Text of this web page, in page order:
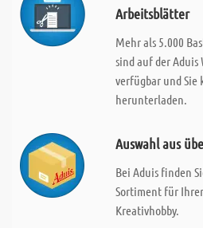
Arbeitsblätter
Mehr als 5.000
sind auf der Aduis
verfügbar und Sie
herunterladen.
Auswahl aus
Bei Aduis finden
Sortiment für
Kreativhobby.